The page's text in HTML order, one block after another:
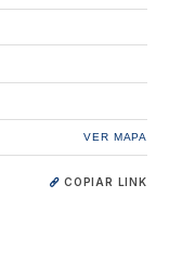
VER MAPA
COPIAR LINK